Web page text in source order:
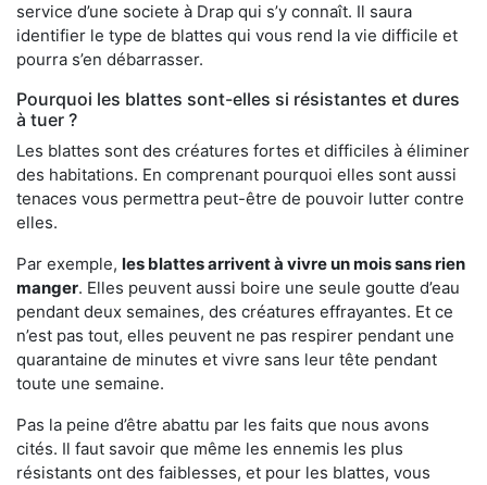
service d’une societe à Drap qui s’y connaît. Il saura
identifier le type de blattes qui vous rend la vie difficile et
pourra s’en débarrasser.
Pourquoi les blattes sont-elles si résistantes et dures
à tuer ?
Les blattes sont des créatures fortes et difficiles à éliminer
des habitations. En comprenant pourquoi elles sont aussi
tenaces vous permettra peut-être de pouvoir lutter contre
elles.
Par exemple, les blattes arrivent à vivre un mois sans rien
manger. Elles peuvent aussi boire une seule goutte d’eau
pendant deux semaines, des créatures effrayantes. Et ce
n’est pas tout, elles peuvent ne pas respirer pendant une
quarantaine de minutes et vivre sans leur tête pendant
toute une semaine.
Pas la peine d’être abattu par les faits que nous avons
cités. Il faut savoir que même les ennemis les plus
résistants ont des faiblesses, et pour les blattes, vous